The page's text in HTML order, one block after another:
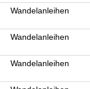
Wandelanleihen
Wandelanleihen
Wandelanleihen